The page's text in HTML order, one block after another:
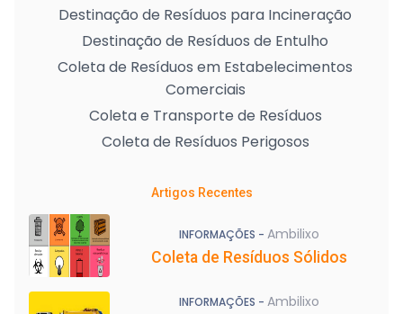
Destinação de Resíduos para Incineração
Destinação de Resíduos de Entulho
Coleta de Resíduos em Estabelecimentos
Comerciais
Coleta e Transporte de Resíduos
Coleta de Resíduos Perigosos
Artigos Recentes
INFORMAÇÕES - Ambilixo
Coleta de Resíduos Sólidos
INFORMAÇÕES - Ambilixo